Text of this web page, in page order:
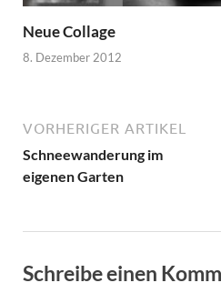
Neue Collage
8. Dezember 2012
VORHERIGER ARTIKEL
Schneewanderung im
eigenen Garten
Schreibe einen